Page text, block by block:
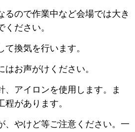
るので作業中など会場では大き
ださい。
て換気を行います。
はお声がけください。
、アイロンを使用します。ま
があります。
、やけど等ご注意ください。一